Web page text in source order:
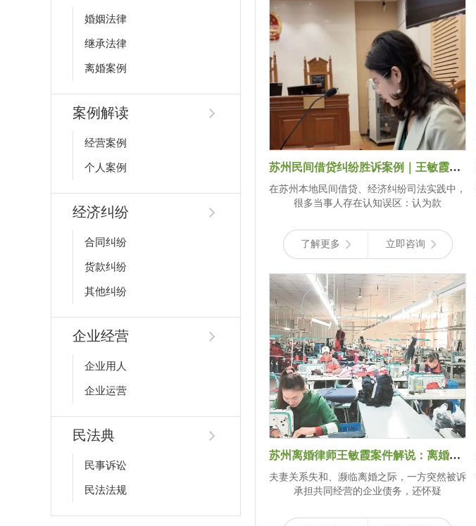
婚姻法律
继承法律
离婚案例
案例解读
经营案例
个人案例
经济纠纷
合同纠纷
货款纠纷
其他纠纷
企业经营
企业用人
企业运营
民法典
民事诉讼
民法法规
苏州民间借贷纠纷胜诉案例｜王敏霞律师：事后补签抵押合同，177万借款本息全
在苏州本地民间借贷、经济纠纷司法实践中，
很多当事人存在认知误区：认为款
了解更多 立即咨询
苏州离婚律师王敏霞案件解说：离婚期间涉加工合同欠款，上诉被驳回！夫妻共
夫妻关系失和、濒临离婚之际，一方突然被诉
承担共同经营的企业债务，还怀疑